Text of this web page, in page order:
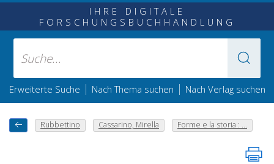
IHRE DIGITALE
FORSCHUNGSBUCHHANDLUNG
Erweiterte Suche | Nach Thema suchen | Nach Verlag suchen
Rubbettino Cassarino, Mirella Forme e la storia : ...